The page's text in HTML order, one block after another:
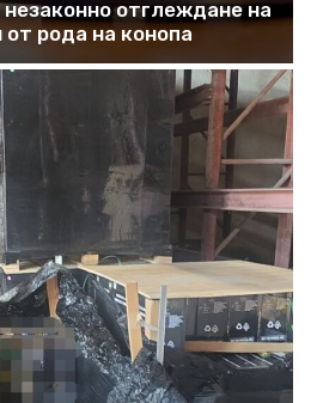
отглеждане на
от рода на конопа